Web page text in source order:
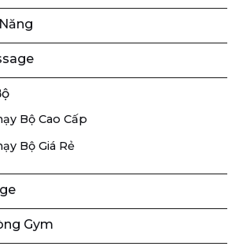
Bộ Cao Cấp
Bộ Giá Rẻ
Gym